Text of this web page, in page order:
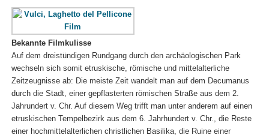
Bekannte Filmkulisse
Auf dem dreistündigen Rundgang durch den archäologischen Park
wechseln sich somit etruskische, römische und mittelalterliche
Zeitzeugnisse ab: Die meiste Zeit wandelt man auf dem Decumanus
durch die Stadt, einer gepflasterten römischen Straße aus dem 2.
Jahrundert v. Chr. Auf diesem Weg trifft man unter anderem auf einen
etruskischen Tempelbezirk aus dem 6. Jahrhundert v. Chr., die Reste
einer hochmittelalterlichen christlichen Basilika, die Ruine einer